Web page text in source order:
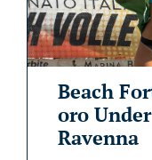
Beach
oro
Ravenna